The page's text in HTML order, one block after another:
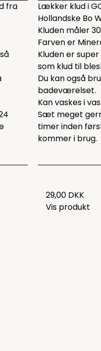
fra
Lækker klud i
Hollandske Bo
Kluden måler
Farven er
Kluden er
som klud til
Du kan også
badeværelset.
Kan vaskes i
Sæt meget
timer inden
kommer i brug.
29,00 DKK
Vis produkt